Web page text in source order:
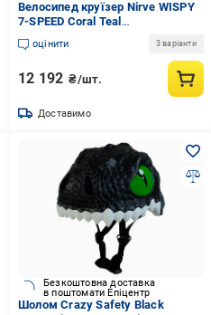
Велосипед круїзер Nirve WISPY
7-SPEED Coral Teal
(UFJ8F8810A3974C.196)
оцінити 3 варіанти
12 192 ₴/шт.
Доставимо
Безкоштовна доставка
в поштомати Епіцентр
Шолом Crazy Safety Black